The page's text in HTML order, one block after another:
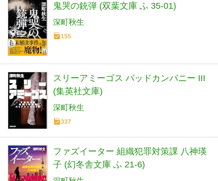
鬼哭の銃弾 (双葉文庫 ふ 35-01)
深町秋生
155
スリーアミーゴス バッドカンパニー III
(集英社文庫)
深町秋生
337
ファズイーター 組織犯罪対策課 八神瑛
子 (幻冬舎文庫 ふ 21-6)